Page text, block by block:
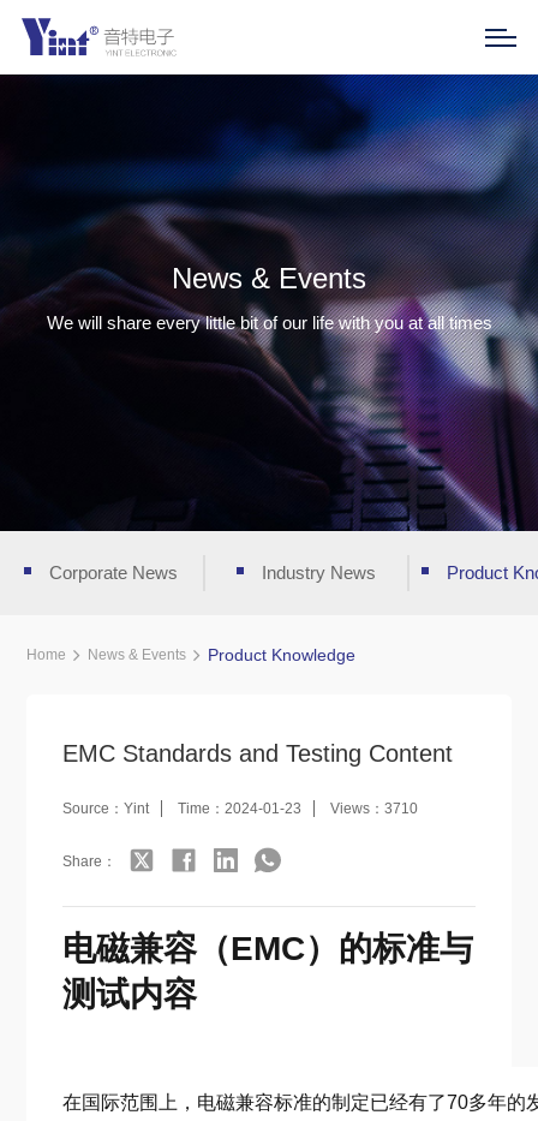
News & Events
We will share every little bit of our life with you at all times
Corporate News Industry News Product
Home News & Events Product Knowledge
EMC Standards and Testing Content
Source：Yint Time：2024-01-23 Views：3710
Share：
电磁兼容（EMC）的标准与
测试内容
在国际范围上，电磁兼容标准的制定已经有了70多年的